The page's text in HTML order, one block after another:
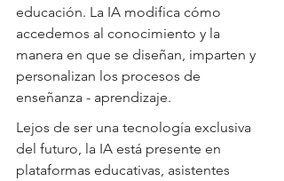
educación. La IA modifica cómo
accedemos al conocimiento y la
manera en que se diseñan, imparten y
personalizan los procesos de
enseñanza - aprendizaje.
Lejos de ser una tecnología exclusiva
del futuro, la IA está presente en
plataformas educativas, asistentes